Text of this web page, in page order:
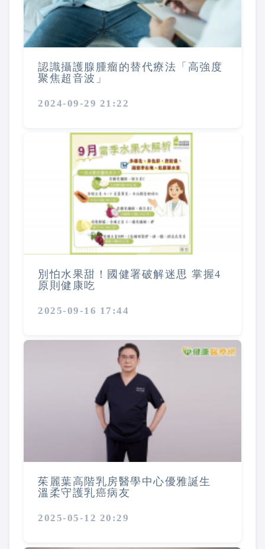
認識攝護腺腫瘤的替代療法「高強度
聚焦超音波」
2024-09-29 21:22
別怕水果甜！國健署破解迷思 掌握4
原則健康吃
2025-09-16 17:44
茱麗葉高階乳房醫學中心優雅誕生
溫柔守護乳癌病友
2025-05-12 20:29